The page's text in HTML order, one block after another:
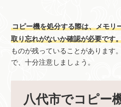
コピー機を処分する際は、メモリ
取り忘れがないか確認が必要です
ものが残っていることがあります
で、十分注意しましょう。
八代市でコピー